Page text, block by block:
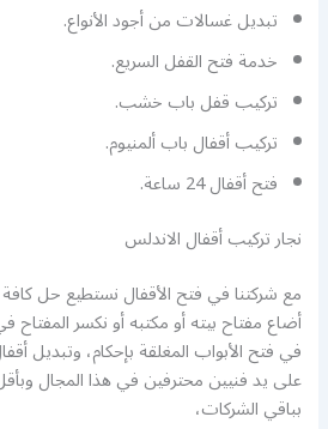
تبديل غسالات من أجود الأنواع.
خدمة فتح القفل السريع.
تركيب قفل باب خشب.
تركيب أقفال باب ألمنيوم.
فتح أقفال 24 ساعة.
نجار تركيب أقفال الاندلس
مع شركتنا في فتح الأقفال نستطيع حل
أضاع مفتاح بيته أو مكتبه أو نكسر المفتاح
في فتح الأبواب المغلقة بإحكام، وتبديل
على يد فنيين محترفين في هذا المجال
بباقي الشركات،